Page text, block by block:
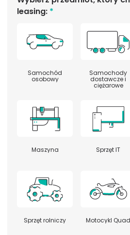
leasing: *
Samochód
osobowy
Samochody
dostawcze i
ciężarowe
Maszyna Sprzęt IT
Sprzęt rolniczy Motocykl Quad